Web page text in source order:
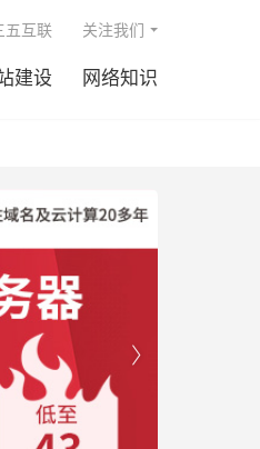
建设 网络知识
五互联 关注我们
